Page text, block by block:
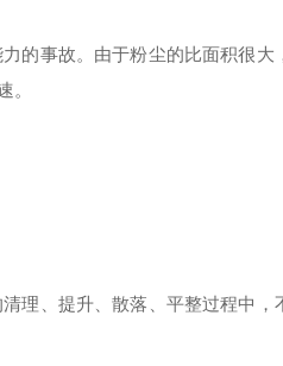
事故。由于粉尘的比面积很大
。
、提升、散落、平整过程中，